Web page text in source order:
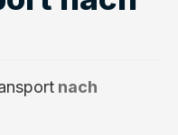
nach